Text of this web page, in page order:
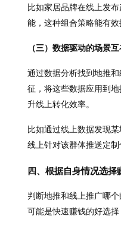
比如家居品牌在线上发
能，这种组合策略能有
（三）数据驱动的场景
通过数据分析找到地推
征，将这些数据应用到
升线上转化效率。
比如通过线上数据发现
线上针对该群体推送定制
四、根据自身情况选择
判断地推和线上推广哪
可能是快速赚钱的好选